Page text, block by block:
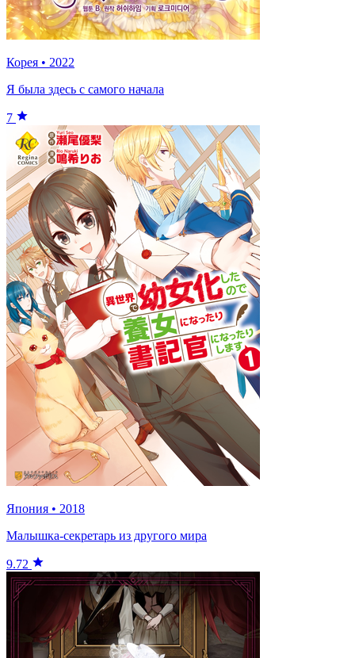
Корея • 2022
Я была здесь с самого начала
7
Япония • 2018
Малышка-секретарь из другого мира
9.72